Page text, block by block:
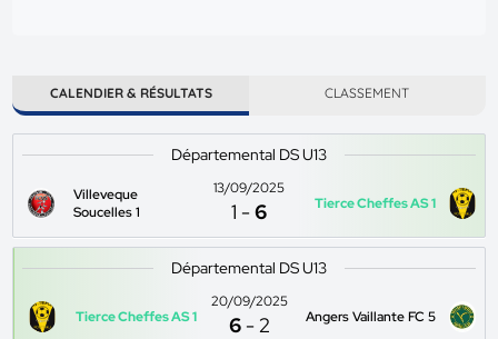
CALENDIER & RÉSULTATS CLASSEMENT
Départemental DS U13
Villeveque
Soucelles 1
13/09/2025
1 -6 Tierce Cheffes AS 1
Départemental DS U13
Tierce Cheffes AS 1
20/09/2025
6 -2 Angers Vaillante FC 5